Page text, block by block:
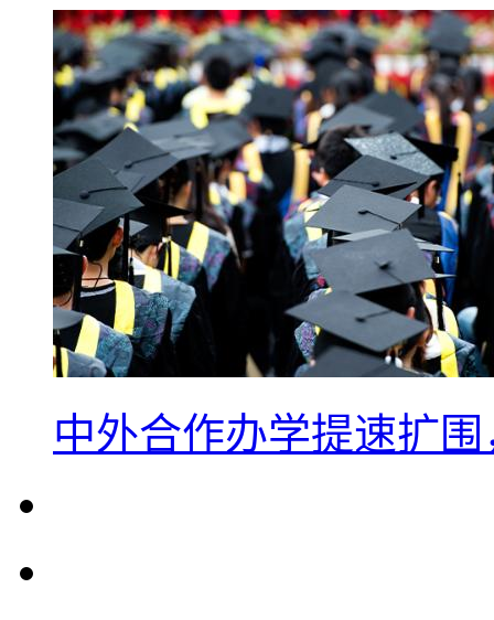
中外合作办学提速扩